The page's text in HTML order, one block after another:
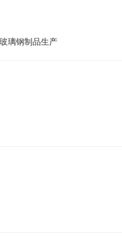
璃钢制品生产